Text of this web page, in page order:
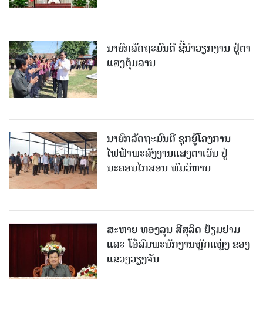
ນາຍົກລັດຖະມົນຕີ ຊີ້ນຳວຽກງານ ຢູ່ຕາ
ແສງຕຸ້ມລານ
ນາຍົກລັດຖະມົນຕີ ຊຸກຍູ້ໂຄງການ
ໄຟຟ້າພະລັງງານແສງຕາເວັນ ຢູ່
ນະຄອນໄກສອນ ພົມວິຫານ
ສະຫາຍ ທອງລຸນ ສີສຸລິດ ຢ້ຽມຢາມ
ແລະ ໂອ້ລົມພະນັກງານຫຼັກແຫຼ່ງ ຂອງ
ແຂວງວຽງຈັນ